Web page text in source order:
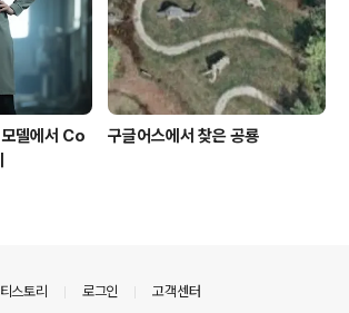
델에서 Co
구글어스에서 찾은 공룡
티스토리 로그인 고객센터